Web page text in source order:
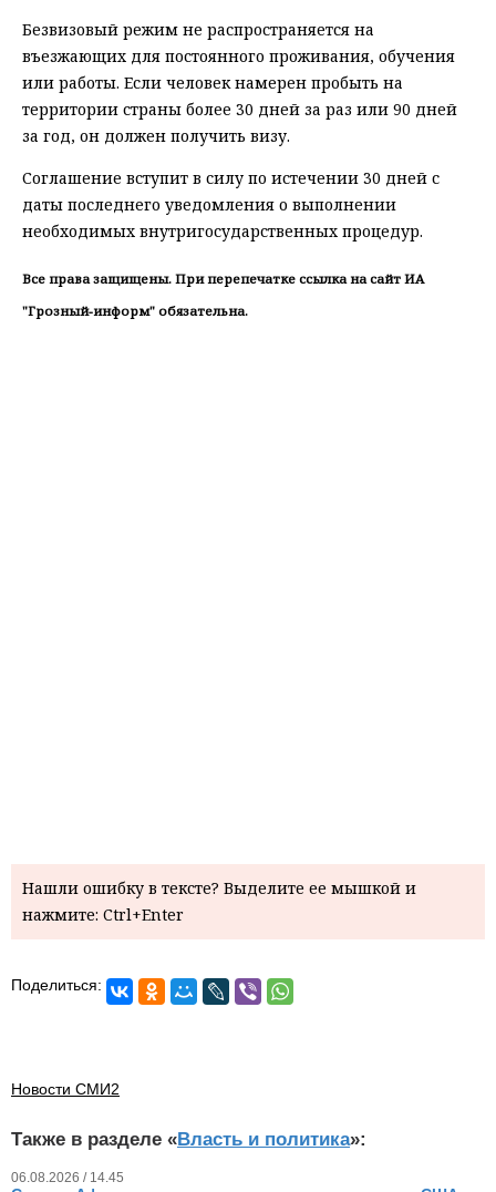
Безвизовый режим не распространяется на
въезжающих для постоянного проживания, обучения
или работы. Если человек намерен пробыть на
территории страны более 30 дней за раз или 90 дней
за год, он должен получить визу.
Соглашение вступит в силу по истечении 30 дней с
даты последнего уведомления о выполнении
необходимых внутригосударственных процедур.
Все права защищены. При перепечатке ссылка на сайт ИА
"Грозный-информ" обязательна.
Нашли ошибку в тексте? Выделите ее мышкой и
нажмите: Ctrl+Enter
Поделиться:
Новости СМИ2
Также в разделе «Власть и политика»:
06.08.2026 / 14.45